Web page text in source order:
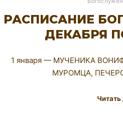
РАСПИСАНИЕ
ДЕКАБРЯ
1 января — МУЧЕНИКА
МУРОМЦА,